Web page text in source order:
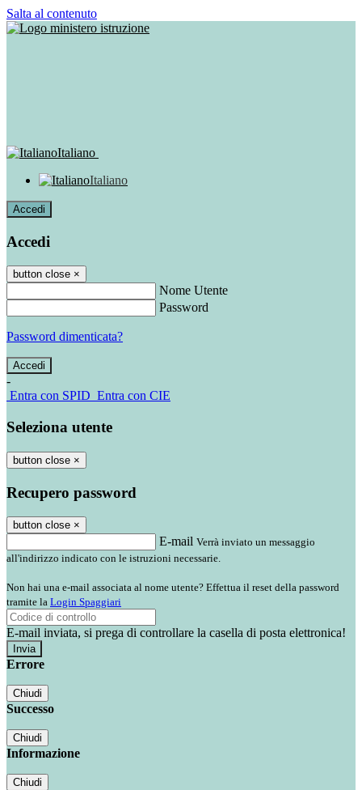
Salta al contenuto
Italiano
Italiano
Accedi
Accedi
button close ×
Nome Utente
Password
Password dimenticata?
-
Entra con SPID Entra con CIE
Seleziona utente
button close ×
Recupero password
button close ×
E-mail Verrà inviato un messaggio
all'indirizzo indicato con le istruzioni necessarie.
Non hai una e-mail associata al nome utente? Effettua il reset della password
tramite la Login Spaggiari
E-mail inviata, si prega di controllare la casella di posta elettronica!
Errore
Chiudi
Successo
Chiudi
Informazione
Chiudi